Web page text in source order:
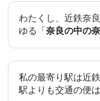
わたくし、近鉄奈
ゆる「奈良の中の
私の最寄り駅は近
駅よりも交通の便